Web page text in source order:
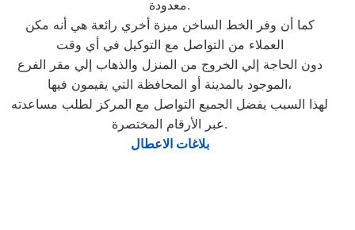
معدودة.
كما أن وفر الخط الساخن ميزة أخري رائعة هي أنه مكن
العملاء من التواصل مع التوكيل في أي وقت
دون الحاجة إلي الخروج من المنزل والذهاب إلي مقر الفرع
الموجود بالمدينة أو المحافظة التي يقيمون فيها،
لهذا السبب يفضل الجميع التواصل مع المركز لطلب مساعدته
عبر الأرقام المختصرة.
بلاغات الاعطال